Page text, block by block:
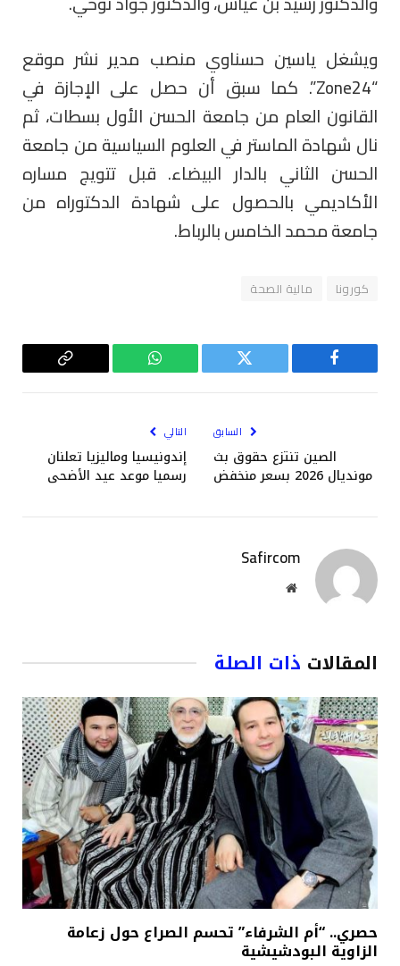
ويشغل ياسين حسناوي منصب مدير نشر موقع
“Zone24”. كما سبق أن حصل على الإجازة في
القانون العام من جامعة الحسن الأول بسطات، ثم
نال شهادة الماستر في العلوم السياسية من جامعة
الحسن الثاني بالدار البيضاء. قبل تتويج مساره
الأكاديمي بالحصول على شهادة الدكتوراه من
جامعة محمد الخامس بالرباط.
كورونا مالية الصحة
فيسبوك تويتر واتساب
Copy
السابق
الصين تنتزع حقوق بث
مونديال 2026 بسعر منخفض
التالي
إندونيسيا وماليزيا تعلنان
رسميا موعد عيد الأضحى
Safircom
موقع
المقالات ذات الصلة
حصري.. “أم الشرفاء” تحسم الصراع حول زعامة
الزاوية البودشيشية